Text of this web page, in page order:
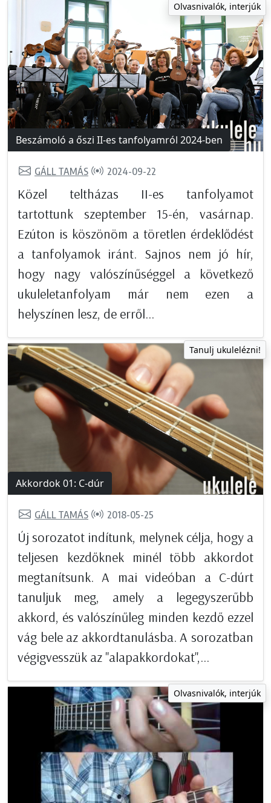
Olvasnivalók, interjúk
Beszámoló a őszi II-es tanfolyamról 2024-ben
GÁLL TAMÁS 2024-09-22
Közel teltházas II-es tanfolyamot
tartottunk szeptember 15-én, vasárnap.
Ezúton is köszönöm a töretlen érdeklődést
a tanfolyamok iránt. Sajnos nem jó hír,
hogy nagy valószínűséggel a következő
ukuleletanfolyam már nem ezen a
helyszínen lesz, de erről...
Tanulj ukulelézni!
Akkordok 01: C-dúr
GÁLL TAMÁS 2018-05-25
Új sorozatot indítunk, melynek célja, hogy a
teljesen kezdőknek minél több akkordot
megtanítsunk. A mai videóban a C-dúrt
tanuljuk meg, amely a legegyszerűbb
akkord, és valószínűleg minden kezdő ezzel
vág bele az akkordtanulásba. A sorozatban
végigvesszük az "alapakkordokat",...
Olvasnivalók, interjúk